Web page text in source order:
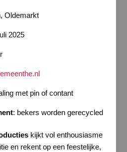
Oldemarkt
2025
met pin of contant
: bekers worden gerecycled
kijkt vol enthousiasme
en rekent op een feestelijke,